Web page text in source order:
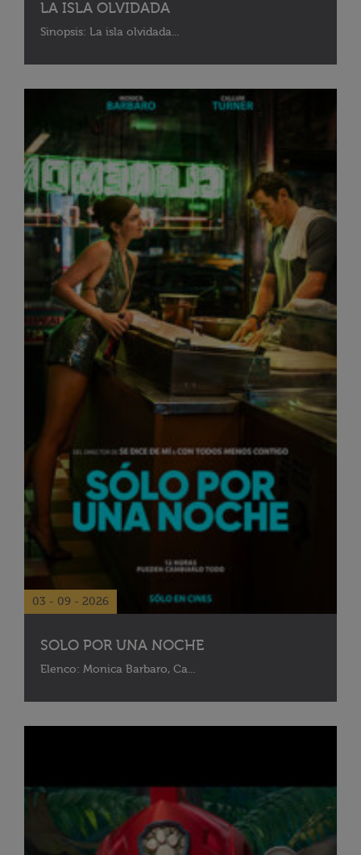
LA ISLA OLVIDADA
Sinopsis: La isla olvidada...
03 - 09 - 2026
SOLO POR UNA NOCHE
Elenco: Monica Barbaro, Ca...